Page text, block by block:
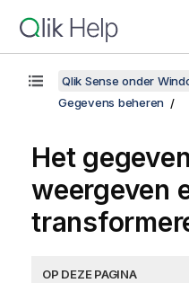
Qlik Sense onder
Gegevens beheren
Het
weergeven
OP DEZE PAGINA